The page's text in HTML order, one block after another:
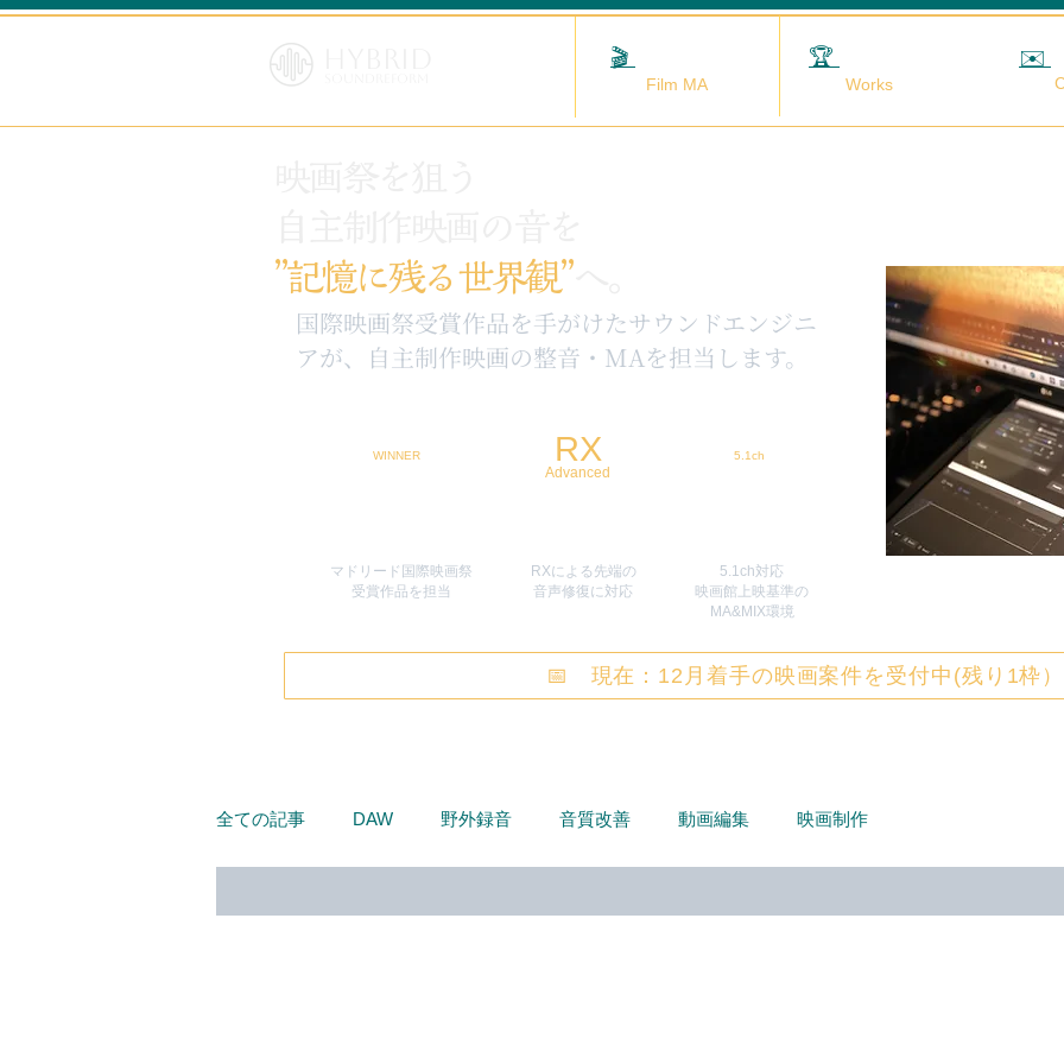
🎬 🏆 ✉️
Film MA Works
”記憶に残る世界観”へ。
​国際映画祭受賞作品を手がけたサウンドエンジニ
アが、自主制作映画の整音・MAを担当します。
WINNER RX
Advanced
5.1ch
マドリード国際映画祭
​受賞作品を担当
RXによる先端の
​音声修復に対応
5.1ch対応
映画館上映基準の
MA&MIX環境
📅 現在：12月着手の映画案件を受付中(残り1枠）
全ての記事 DAW 野外録音 音質改善 動画編集 映画制作